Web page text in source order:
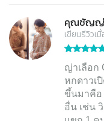
คุณชัญญ่
เขียนรีวิวเ
ญ่าเลือก
หกดาวเ
ขึ้นมาคือ
อื่น เช่น